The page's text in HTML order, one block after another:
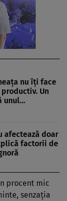
nu îți face
Un
unul…
afectează doar
factorii de
procent mic
senzația